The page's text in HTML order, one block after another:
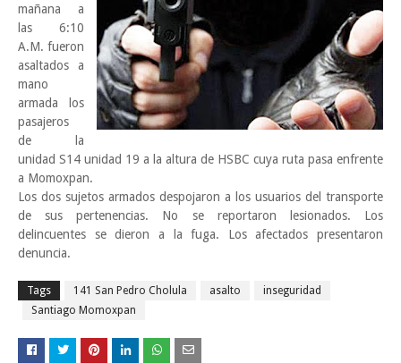
mañana a
las 6:10
A.M. fueron
asaltados a
mano
armada los
pasajeros
de la
unidad S14 unidad 19 a la altura de HSBC cuya ruta pasa enfrente
a Momoxpan.
Los dos sujetos armados despojaron a los usuarios del transporte
de sus pertenencias. No se reportaron lesionados. Los
delincuentes se dieron a la fuga. Los afectados presentaron
denuncia.
Tags 141 San Pedro Cholula asalto
inseguridad
Santiago Momoxpan